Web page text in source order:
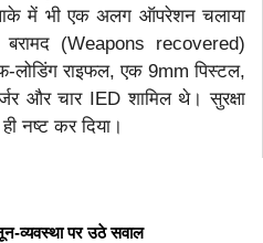
में भी एक अलग ऑपरेशन चलाया
(Weapons recovered)
लोडिंग राइफल, एक 9mm पिस्टल,
और चार IED शामिल थे। सुरक्षा
नष्ट कर दिया।
व्यवस्था पर उठे सवाल